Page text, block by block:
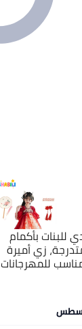
بأكمام
زي أميرة
للمهرجانات
المسرحية